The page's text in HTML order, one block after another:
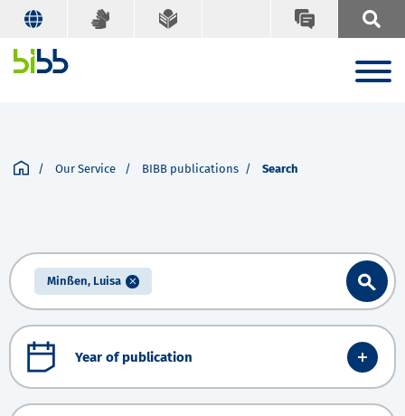
Our Service BIBB publications Search
Minßen, Luisa
Year of publication